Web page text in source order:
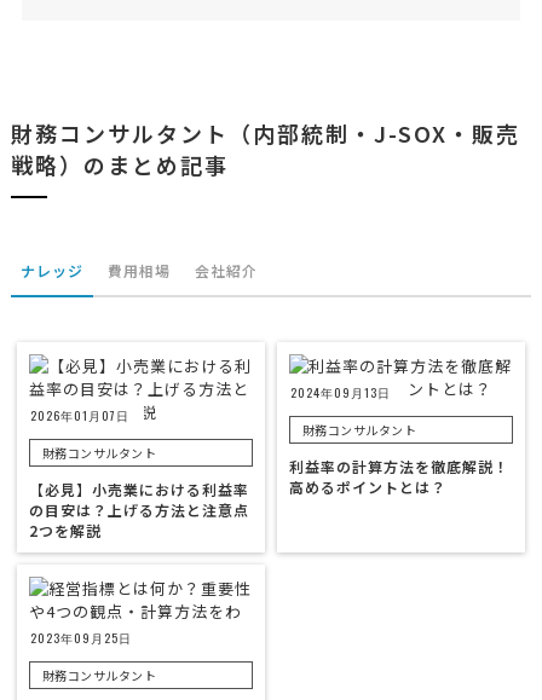
財務コンサルタント（内部統制・J-SOX・販売
戦略）のまとめ記事
ナレッジ 費用相場 会社紹介
2026年01月07日
財務コンサルタント
【必見】小売業における利益率
の目安は？上げる方法と注意点
2つを解説
2024年09月13日
財務コンサルタント
利益率の計算方法を徹底解説！
高めるポイントとは？
2023年09月25日
財務コンサルタント